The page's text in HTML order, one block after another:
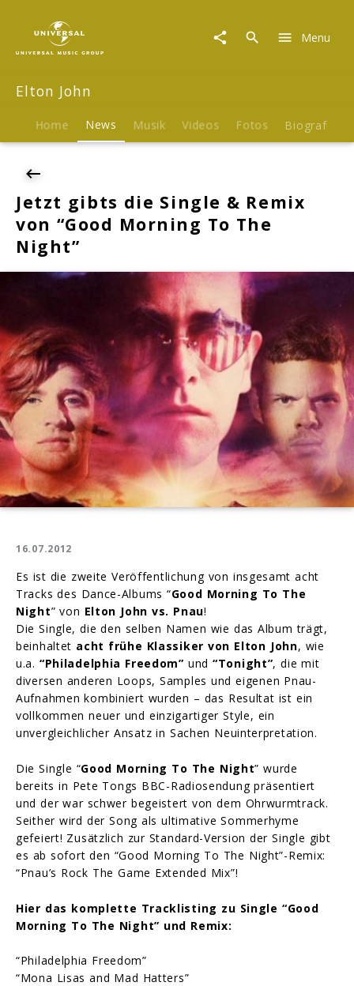
News
Jetzt
Single
Remix
"Good
Morning
The
Night"
Menu
Elton John
Home News Musik Videos Fotos Biografie
Jetzt gibts die Single & Remix
von “Good Morning To The
Night”
16.07.2012
Es ist die zweite Veröffentlichung von insgesamt acht
Tracks des Dance-Albums “Good Morning To The
Night” von Elton John vs. Pnau!
Die Single, die den selben Namen wie das Album trägt,
beinhaltet acht frühe Klassiker von Elton John, wie
u.a. “Philadelphia Freedom” und“Tonight”, die mit
diversen anderen Loops, Samples und eigenen Pnau-
Aufnahmen kombiniert wurden – das Resultat ist ein
vollkommen neuer und einzigartiger Style, ein
unvergleichlicher Ansatz in Sachen Neuinterpretation.
Die Single “Good Morning To The Night” wurde
bereits in Pete Tongs BBC-Radiosendung präsentiert
und der war schwer begeistert von dem Ohrwurmtrack.
Seither wird der Song als ultimative Sommerhyme
gefeiert! Zusätzlich zur Standard-Version der Single gibt
es ab sofort den “Good Morning To The Night”-Remix:
“Pnau’s Rock The Game Extended Mix”!
Hier das komplette Tracklisting zu Single “Good
Morning To The Night” und Remix:
“Philadelphia Freedom”
“Mona Lisas and Mad Hatters”